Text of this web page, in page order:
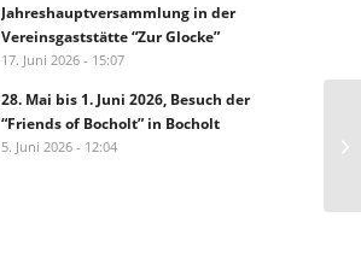
Jahreshauptversammlung in der
Vereinsgaststätte “Zur Glocke”
17. Juni 2026 - 15:07
28. Mai bis 1. Juni 2026, Besuch der
“Friends of Bocholt” in Bocholt
5. Juni 2026 - 12:04